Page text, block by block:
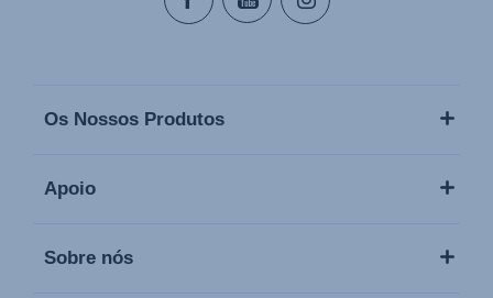
Navodila za uporabo (Slovenščina)
Os Nossos Produtos
Apoio
Sobre nós